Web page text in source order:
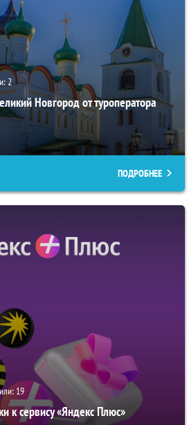
2
Новгород от туроператора
ПОДРОБНЕЕ
19
к сервису «Яндекс Плюс»